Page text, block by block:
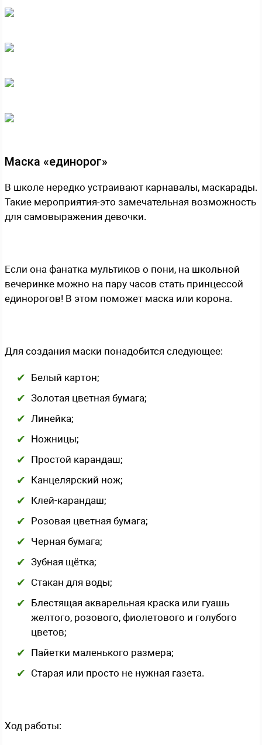
Маска «единорог»
В школе нередко устраивают карнавалы, маскарады.
Такие мероприятия-это замечательная возможность
для самовыражения девочки.
Если она фанатка мультиков о пони, на школьной
вечеринке можно на пару часов стать принцессой
единорогов! В этом поможет маска или корона.
Для создания маски понадобится следующее:
Белый картон;
Золотая цветная бумага;
Линейка;
Ножницы;
Простой карандаш;
Канцелярский нож;
Клей-карандаш;
Розовая цветная бумага;
Черная бумага;
Зубная щётка;
Стакан для воды;
Блестящая акварельная краска или гуашь
желтого, розового, фиолетового и голубого
цветов;
Пайетки маленького размера;
Старая или просто не нужная газета.
Ход работы: